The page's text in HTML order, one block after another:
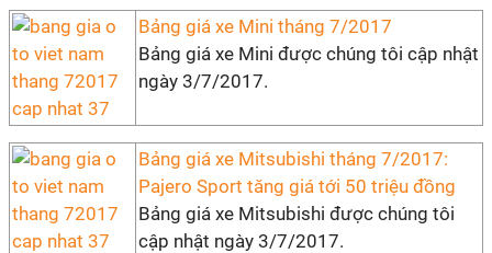
Bảng giá xe Mini tháng 7/2017
Bảng giá xe Mini được chúng tôi cập nhật
ngày 3/7/2017.
Bảng giá xe Mitsubishi tháng 7/2017:
Pajero Sport tăng giá tới 50 triệu đồng
Bảng giá xe Mitsubishi được chúng tôi
cập nhật ngày 3/7/2017.